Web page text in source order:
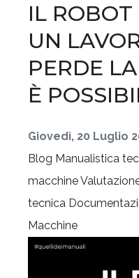
IL ROBOT
UN
PERDE
È
Giovedì, 20 Luglio
Blog Manualistica
macchine
tecnica
Macchine